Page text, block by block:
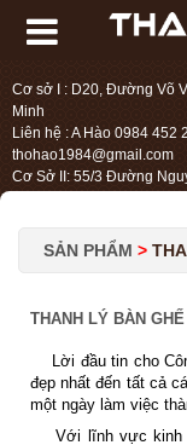
Cơ sở I : D20, Đường Võ
Minh
Liên hệ : A Hào 0984 452
thohao1984@gmail.com
Cơ Sở II: 55/3 Đường
SẢN PHẨM >
THANH LÝ BÀN
Lời đầu tin cho
đẹp nhất đến tất cả
một ngày làm việc
Với lĩnh vực kinh